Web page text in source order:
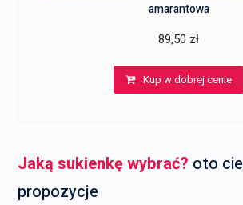
amarantowa
89,50 zł
Kup w dobrej cenie
Jaką sukienkę wybrać? oto
propozycje